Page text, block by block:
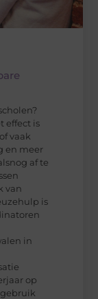
effect is
vaak
en meer
af te
van
is
in
op